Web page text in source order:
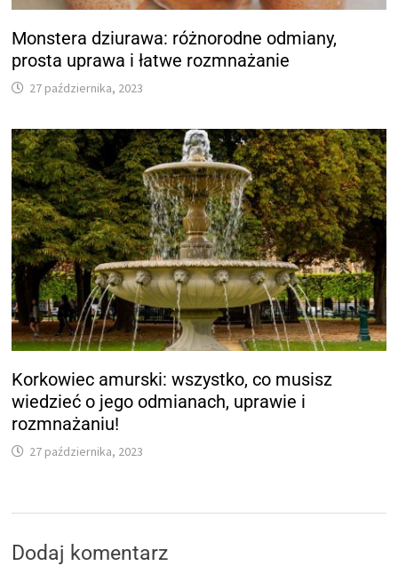
Monstera dziurawa: różnorodne odmiany,
prosta uprawa i łatwe rozmnażanie
27 października, 2023
Korkowiec amurski: wszystko, co musisz
wiedzieć o jego odmianach, uprawie i
rozmnażaniu!
27 października, 2023
Dodaj komentarz